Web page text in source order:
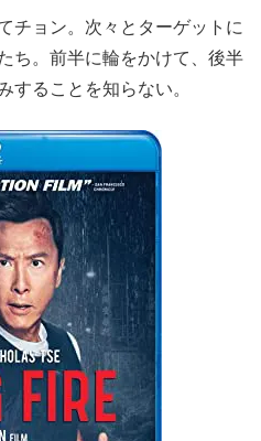
チョン。次々とターゲットに
ち。前半に輪をかけて、後半
することを知らない。